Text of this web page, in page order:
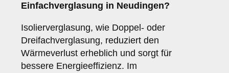
Einfachverglasung in Neudingen?
Isolierverglasung, wie Doppel- oder
Dreifachverglasung, reduziert den
Wärmeverlust erheblich und sorgt für
bessere Energieeffizienz. Im